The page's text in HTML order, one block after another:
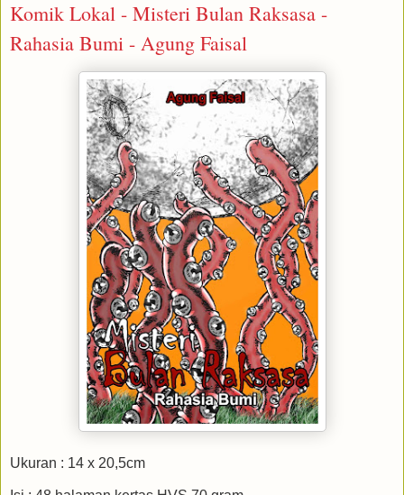
Komik Lokal - Misteri Bulan Raksasa -
Rahasia Bumi - Agung Faisal
Ukuran : 14 x 20,5cm